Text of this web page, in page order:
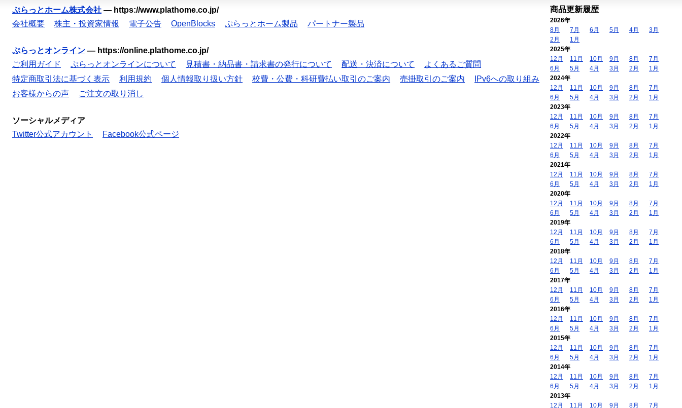
ぷらっとホーム株式会社 — https://www.plathome.co.jp/
会社概要
株主・投資家情報 電子公告 OpenBlocks ぷらっとホーム製品 パートナー製品
ぷらっとオンライン — https://online.plathome.co.jp/
ご利用ガイド
ぷらっとオンラインについて 見積書・納品書・請求書の発行について 配送・決済について
よくあるご質問
特定商取引法に基づく表示
利用規約 個人情報取り扱い方針 校費・公費・科研費払い取引のご案内 売掛取引のご案内
IPv6への取り組み
お客様からの声
ご注文の取り消し
ソーシャルメディア
Twitter公式アカウント
Facebook公式ページ
商品更新履歴
2026年
8月
7月 6月 5月 4月
3月
2月
1月
2025年
12月
11月 10月 9月 8月
7月
6月
5月 4月 3月 2月
1月
2024年
12月
11月 10月 9月 8月
7月
6月
5月 4月 3月 2月
1月
2023年
12月
11月 10月 9月 8月
7月
6月
5月 4月 3月 2月
1月
2022年
12月
11月 10月 9月 8月
7月
6月
5月 4月 3月 2月
1月
2021年
12月
11月 10月 9月 8月
7月
6月
5月 4月 3月 2月
1月
2020年
12月
11月 10月 9月 8月
7月
6月
5月 4月 3月 2月
1月
2019年
12月
11月 10月 9月 8月
7月
6月
5月 4月 3月 2月
1月
2018年
12月
11月 10月 9月 8月
7月
6月
5月 4月 3月 2月
1月
2017年
12月
11月 10月 9月 8月
7月
6月
5月 4月 3月 2月
1月
2016年
12月
11月 10月 9月 8月
7月
6月
5月 4月 3月 2月
1月
2015年
12月
11月 10月 9月 8月
7月
6月
5月 4月 3月 2月
1月
2014年
12月
11月 10月 9月 8月
7月
6月
5月 4月 3月 2月
1月
2013年
12月
11月 10月 9月 8月 7月